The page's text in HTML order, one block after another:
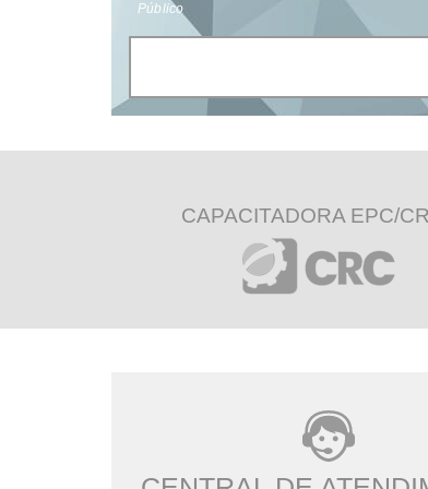
Público
CAPACITADORA EPC/